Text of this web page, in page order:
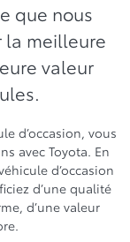
que nous
la meilleure
valeur
d’occasion, vous
avec Toyota. En
d’occasion
d’une qualité
d’une valeur